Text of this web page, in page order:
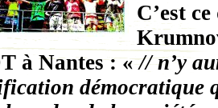
C’est
à Nantes : «// n’y
démocratique